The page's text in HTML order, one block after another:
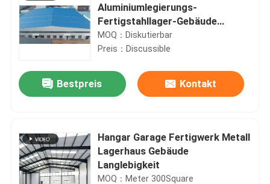
Aluminiumlegierungs-
Fertigstahllager-Gebäude
kundengerecht
MOQ：Diskutierbar
Preis：Discussible
Bestpreis Kontakt
Hangar Garage Fertigwerk Metall
Lagerhaus Gebäude
Langlebigkeit
MOQ：Meter 300Square